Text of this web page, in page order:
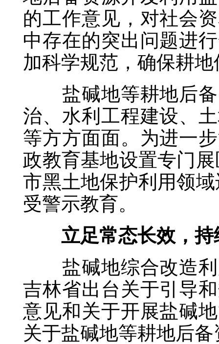
的工作意见，对社会
中存在的突出问题进
加科学规范，确保耕
盐碱地等耕地后备
治、水利工程建设、
等方方面面。为进一
政教育基地设置专门
市黑土地保护利用领
受警示教育。
立足常态长效，持
盐碱地综合改造利
吉林省出台关于引导
意见和关于开展盐碱
关于盐碱地等耕地后